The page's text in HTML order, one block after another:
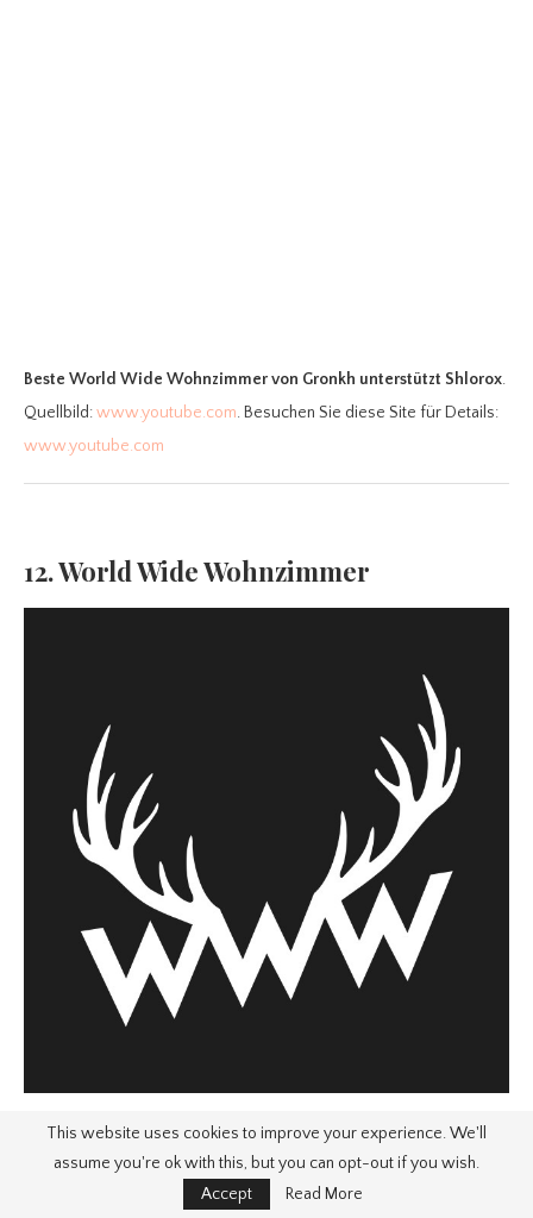
Beste World Wide Wohnzimmervon Gronkh unterstützt Shlorox.
Quellbild:www.youtube.com. Besuchen Sie diese Site für Details:
www.youtube.com
12. World Wide Wohnzimmer
This website uses cookies to improve your experience. We'll
assume you're ok with this, but you can opt-out if you wish.
Accept
Read More